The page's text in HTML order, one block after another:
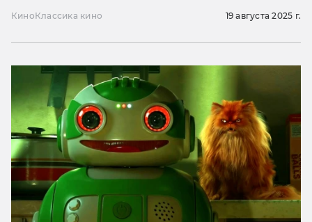
КиноКлассика кино 19 августа 2025 г.